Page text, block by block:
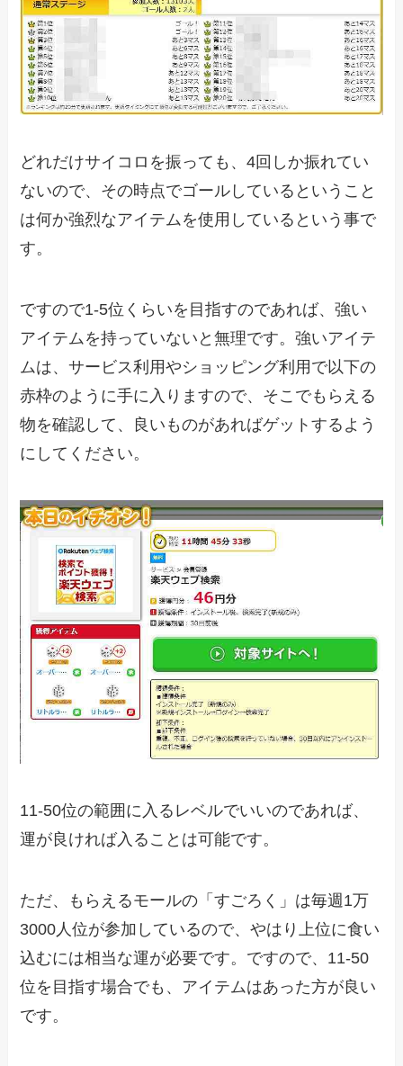
どれだけサイコロを振っても、4回しか振れてい
ないので、その時点でゴールしているということ
は何か強烈なアイテムを使用しているという事で
す。
ですので1-5位くらいを目指すのであれば、強い
アイテムを持っていないと無理です。強いアイテ
ムは、サービス利用やショッピング利用で以下の
赤枠のように手に入りますので、そこでもらえる
物を確認して、良いものがあればゲットするよう
にしてください。
11-50位の範囲に入るレベルでいいのであれば、
運が良ければ入ることは可能です。
ただ、もらえるモールの「すごろく」は毎週1万
3000人位が参加しているので、やはり上位に食い
込むには相当な運が必要です。ですので、11-50
位を目指す場合でも、アイテムはあった方が良い
です。